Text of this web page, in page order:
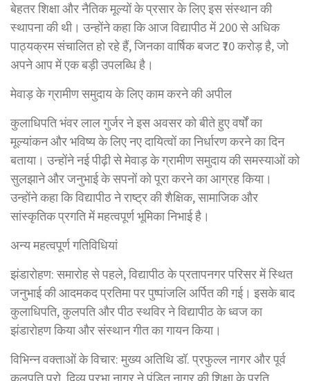
बेहतर शिक्षा और नैतिक मूल्यों के प्रसार के लिए इस संस्थान की
स्थापना की थी। उन्होंने कहा कि आज विद्यापीठ में 200 से अधिक
पाठ्यक्रम संचालित हो रहे हैं, जिनका वार्षिक बजट ₹70 करोड़ है, जो
अपने आप में एक बड़ी उपलब्धि है।
मेवाड़ के ग्रामीण समुदाय के लिए काम करने की अपील
कुलाधिपति भंवर लाल गुर्जर ने इस अवसर को बीते हुए वर्षों का
मूल्यांकन और भविष्य के लिए नए दायित्वों का निर्धारण करने का दिन
बताया। उन्होंने नई पीढ़ी से मेवाड़ के ग्रामीण समुदाय की समस्याओं को
सुलझाने और जनुभाई के सपनों को पूरा करने का आग्रह किया।
उन्होंने कहा कि विद्यापीठ ने राष्ट्र की शैक्षिक, सामाजिक और
सांस्कृतिक प्रगति में महत्वपूर्ण भूमिका निभाई है।
अन्य महत्वपूर्ण गतिविधियां
झंडारोहण: समारोह से पहले, विद्यापीठ के प्रतापनगर परिसर में स्थित
जनुभाई की आदमकद प्रतिमा पर पुष्पांजलि अर्पित की गई। इसके बाद
कुलाधिपति, कुलपति और पीठ स्थविर ने विद्यापीठ के ध्वज का
झंडारोहण किया और संस्थान गीत का गायन किया।
विभिन्न वक्ताओं के विचार: मुख्य अतिथि डॉ. प्रफुल्ल नागर और पूर्व